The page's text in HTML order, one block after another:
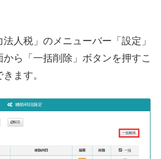
人税」のメニューバー「設定」
ら「一括削除」ボタンを押すこ
ます。